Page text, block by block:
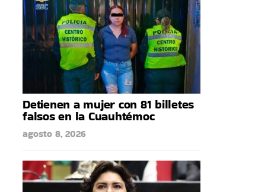
Detienen a mujer con 81 billetes
falsos en la Cuauhtémoc
agosto 8, 2026